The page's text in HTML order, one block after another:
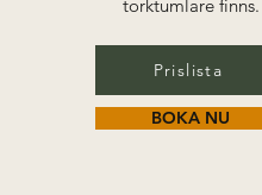
torktumlare finns.
Prislista
BOKA NU